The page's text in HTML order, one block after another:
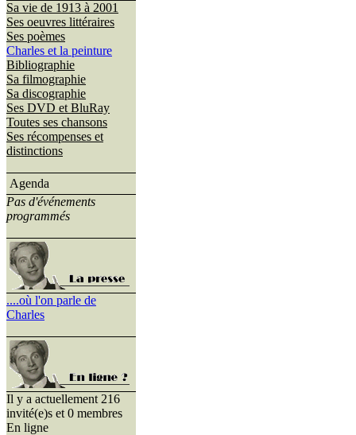
Sa vie de 1913 à 2001
Ses oeuvres littéraires
Ses poèmes
Charles et la peinture
Bibliographie
Sa filmographie
Sa discographie
Ses DVD et BluRay
Toutes ses chansons
Ses récompenses et
distinctions
Agenda
Pas d'événements
programmés
....où l'on parle de
Charles
Il y a actuellement 216
invité(e)s et 0 membres
En ligne